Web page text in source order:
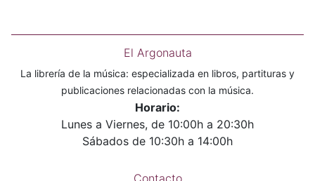
El Argonauta
La librería de la música: especializada en libros, partituras y
publicaciones relacionadas con la música.
Horario:
Lunes a Viernes, de 10:00h a 20:30h
Sábados de 10:30h a 14:00h
Contacto